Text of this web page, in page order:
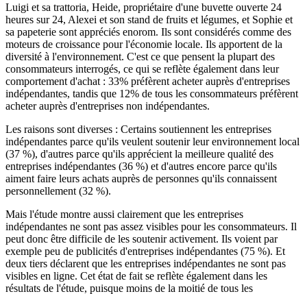
Luigi et sa trattoria, Heide, propriétaire d'une buvette ouverte 24
heures sur 24, Alexei et son stand de fruits et légumes, et Sophie et
sa papeterie sont appréciés enorom. Ils sont considérés comme des
moteurs de croissance pour l'économie locale. Ils apportent de la
diversité à l'environnement. C'est ce que pensent la plupart des
consommateurs interrogés, ce qui se reflète également dans leur
comportement d'achat : 33% préfèrent acheter auprès d'entreprises
indépendantes, tandis que 12% de tous les consommateurs préfèrent
acheter auprès d'entreprises non indépendantes.
Les raisons sont diverses : Certains soutiennent les entreprises
indépendantes parce qu'ils veulent soutenir leur environnement local
(37 %), d'autres parce qu'ils apprécient la meilleure qualité des
entreprises indépendantes (36 %) et d'autres encore parce qu'ils
aiment faire leurs achats auprès de personnes qu'ils connaissent
personnellement (32 %).
Mais l'étude montre aussi clairement que les entreprises
indépendantes ne sont pas assez visibles pour les consommateurs. Il
peut donc être difficile de les soutenir activement. Ils voient par
exemple peu de publicités d'entreprises indépendantes (75 %). Et
deux tiers déclarent que les entreprises indépendantes ne sont pas
visibles en ligne. Cet état de fait se reflète également dans les
résultats de l'étude, puisque moins de la moitié de tous les